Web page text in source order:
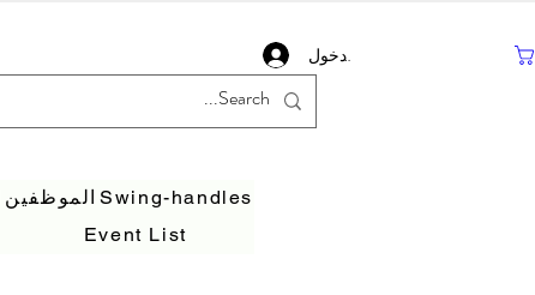
تسجيل دخول
الموظفين Swing-handles
Event List